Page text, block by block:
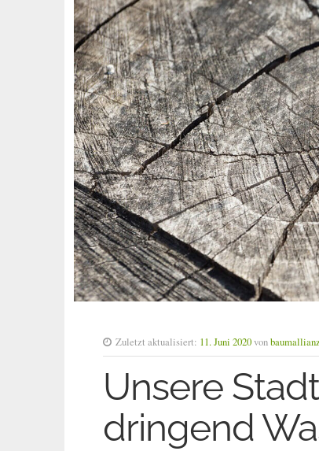
Zuletzt aktualisiert: 11. Juni 2020von
Unsere
dringend